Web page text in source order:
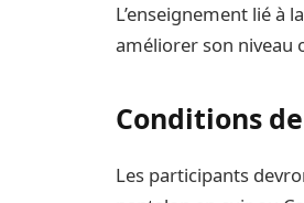
L’enseignement lié à
améliorer son niveau
Conditions
Les participants